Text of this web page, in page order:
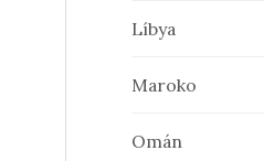
Líbya
Maroko
Omán